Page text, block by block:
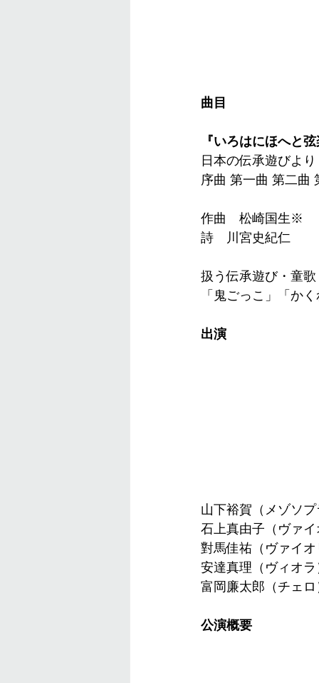
曲目
『いろはにほへと
日本の伝承遊びより
序曲 第一曲 第二曲
作曲　松崎国生※
詩　川宮史紀仁
​扱う伝承遊び・童歌
「鬼ごっこ」「か
出演
山下裕賀（メゾソプ
石上真由子（ヴァイ
對馬佳祐（ヴァイオ
安達真理（ヴィオラ
富岡廉太郎（チェロ
公演概要